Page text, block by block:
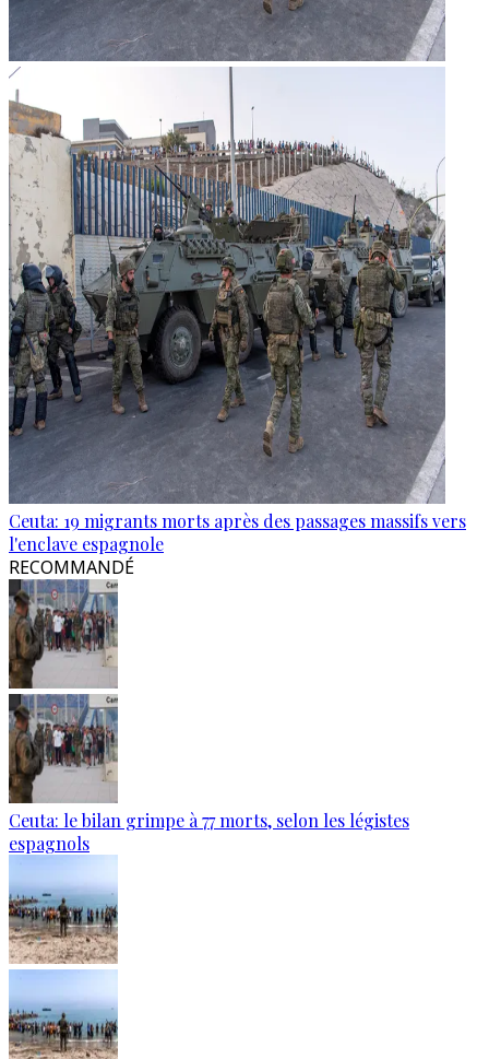
Ceuta: 19 migrants morts après des passages massifs vers
l'enclave espagnole
RECOMMANDÉ
Ceuta: le bilan grimpe à 77 morts, selon les légistes
espagnols